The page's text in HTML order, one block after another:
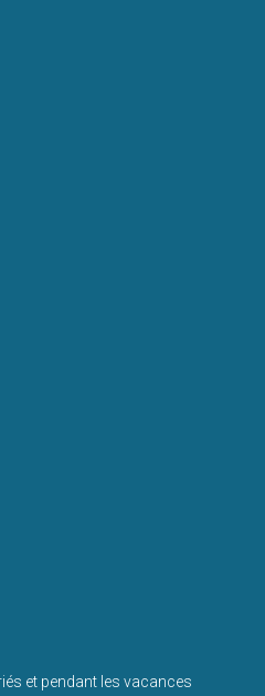
et pendant les vacances